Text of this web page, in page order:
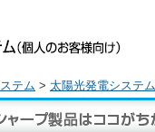
テム > 太陽光発電システム